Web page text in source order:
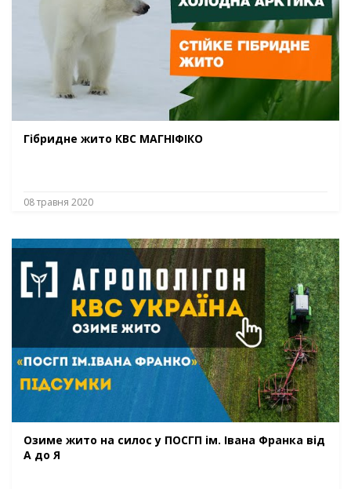
Гібридне жито КВС МАГНІФІКО
08 травня 2020
Озиме жито на силос у ПОСГП ім. Івана Франка від
А до Я